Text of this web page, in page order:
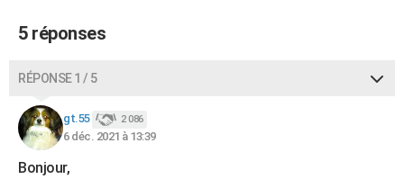
BONS PLANS
CARTE DE VOEUX
Carte de Noël
Carte Bonne année
Carte Saint-Valentin
Carte Pâques
Carte d'anniversaire
DICTIONNAIRE
Dictionnaire
Biographies
Citations
Expressions
Proverbes
5 réponses
RÉPONSE 1 / 5
gt.55 2 086
6 déc. 2021 à 13:39
Bonjour,